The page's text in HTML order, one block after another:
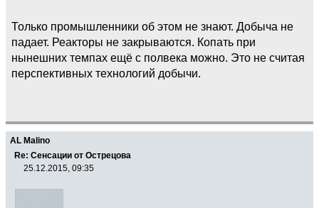
Только промышленники об этом не знают. Добыча не
падает. Реакторы не закрываются. Копать при
нынешних темпах ещё с полвека можно. Это не считая
перспективных технологий добычи.
AL Malino
Re: Сенсации от Острецова
25.12.2015, 09:35